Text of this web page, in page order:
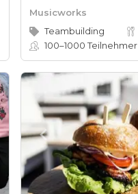
Musicworks
Teambuilding
100–1000Teilnehmer